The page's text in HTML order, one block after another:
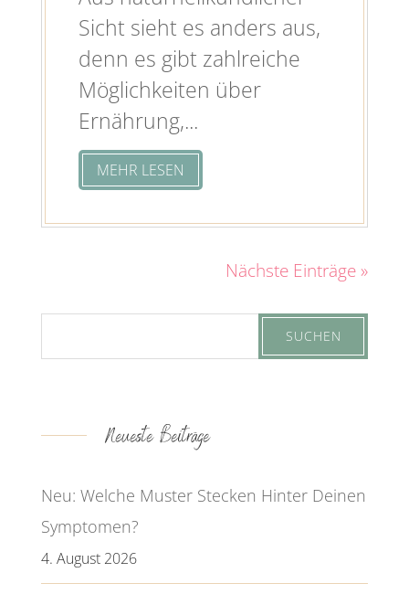
Sicht sieht es anders aus,
denn es gibt zahlreiche
Möglichkeiten über
Ernährung,...
MEHR LESEN
Nächste Einträge »
Neueste Beiträge
Neu: Welche Muster Stecken Hinter Deinen
Symptomen?
4. August 2026